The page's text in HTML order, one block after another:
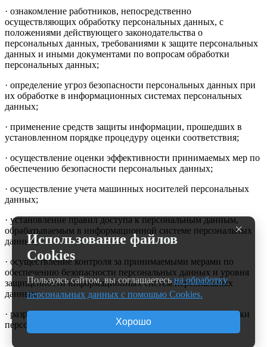
· ознакомление работников, непосредственно
осуществляющих обработку персональных данных, с
положениями действующего законодательства о
персональных данных, требованиями к защите персональных
данных и иными документами по вопросам обработки
персональных данных;
· определение угроз безопасности персональных данных при
их обработке в информационных системах персональных
данных;
· применение средств защиты информации, прошедших в
установленном порядке процедуру оценки соответствия;
· осуществление оценки эффективности принимаемых мер по
обеспечению безопасности персональных данных;
· осуществление учета машинных носителей персональных
данных;
· установление правил доступа к персональным данным,
обрабатываемым в информационной системе персональных
данных;
· осуществление контроля за принимаемыми мерами по
обеспечению безопасности персональных данных и уровня
защищенности информационных систем персональных
данных;
· разработка локальных документов по вопросам обработки
персональных данных.
×
Использование файлов
Cookies
Пользуясь сайтом, вы соглашаетесь на обработку
персональных данных с помощью Cookies.
Хорошо